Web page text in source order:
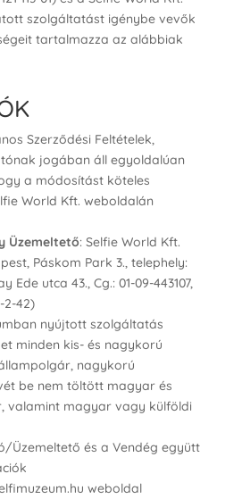
szolgáltatást igénybe vevők
tartalmazza az alábbiak
Szerződési Feltételek,
jogában áll egyoldalúan
a módosítást köteles
World Kft. weboldalán
Üzemeltető: Selfie World Kft.
Páskom Park 3., telephely:
Ede utca 43., Cg.: 01-09-443107,
2-42)
nyújtott szolgáltatás
minden kis- és nagykorú
nagykorú
be nem töltött magyar és
valamint magyar vagy külföldi
Üzemeltető és a Vendég együtt
weboldal